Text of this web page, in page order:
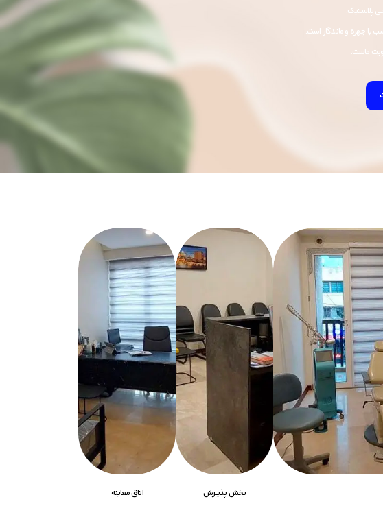
پلاستیک،
با چهره و ماندگار است.
ماست.
بخش پذیــرش اتاق معاینه